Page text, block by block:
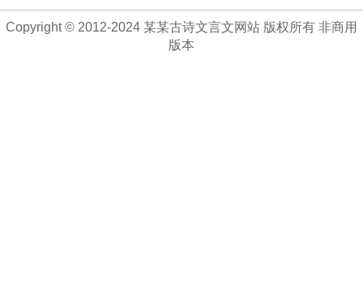
Copyright © 2012-2024 某某古诗文言文网站 版权所有 非商用
版本